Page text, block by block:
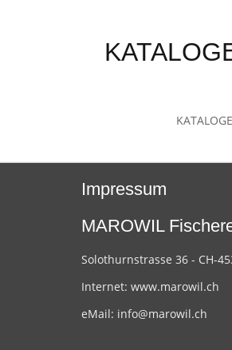
Impressum
MAROWIL
Solothurnstrasse 36 - CH-
Internet: www.marowil.ch
eMail: info@marowil.ch